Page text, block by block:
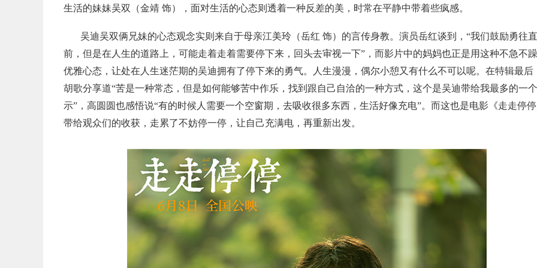
生活的妹妹吴双（金靖 饰），面对生活的心态则透着一种反差的美，时常在平静中带着些疯感。
吴迪吴双俩兄妹的心态观念实则来自于母亲江美玲（岳红 饰）的言传身教。演员岳红谈到，“我们鼓励勇往直
前，但是在人生的道路上，可能走着走着需要停下来，回头去审视一下”，而影片中的妈妈也正是用这种不急不
优雅心态，让处在人生迷茫期的吴迪拥有了停下来的勇气。人生漫漫，偶尔小憩又有什么不可以呢。在特辑最后
胡歌分享道“苦是一种常态，但是如何能够苦中作乐，找到跟自己自洽的一种方式，这个是吴迪带给我最多的一
示”，高圆圆也感悟说“有的时候人需要一个空窗期，去吸收很多东西，生活好像充电”。而这也是电影《走走停停
带给观众们的收获，走累了不妨停一停，让自己充满电，再重新出发。